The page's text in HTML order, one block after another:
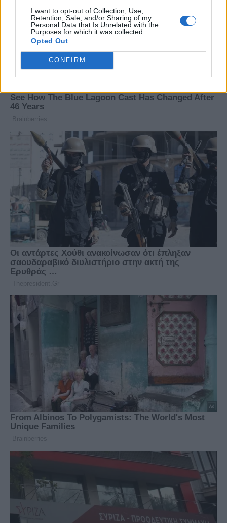
I want to opt-out of Collection, Use,
Retention, Sale, and/or Sharing of my
Personal Data that Is Unrelated with the
Purposes for which it was collected.
Opted Out
CONFIRM